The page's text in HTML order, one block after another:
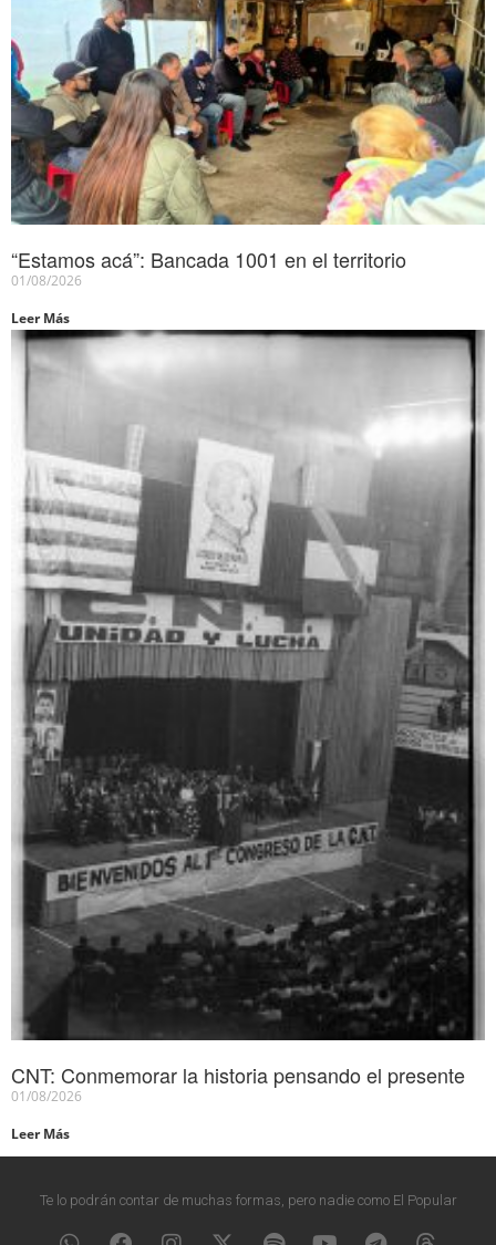
“Estamos acá”: Bancada 1001 en el territorio
01/08/2026
Leer Más
CNT: Conmemorar la historia pensando el presente
01/08/2026
Leer Más
Te lo podrán contar de muchas formas, pero nadie como El Popular